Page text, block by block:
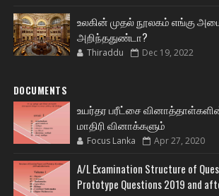
உலகின் முதல் நூலகம் எங்கு
அறிந்ததுண்டா?
Thiraddu Dec 19, 2022
DOCUMENTS
உயர்தர பரீட்சை
மாதிரி வினாக்களும்
Focus Lanka Apr 27, 2020
A/L Examination Structure of
Prototype Questions 2019 and